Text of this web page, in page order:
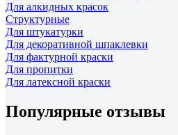
Для алкидных красок
Структурные
Для штукатурки
Для декоративной шпаклевки
Для фактурной краски
Для пропитки
Для латексной краски
Популярные отзывы